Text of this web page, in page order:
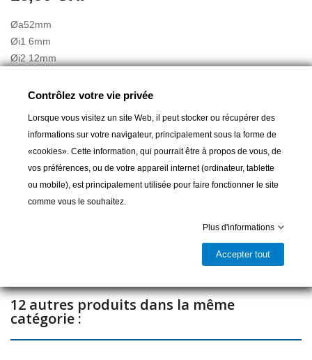
Øa52mm
Øi1 6mm
Øi2 12mm
Ajouter au panier
Livrable et disponible en magasin
12 autres produits dans la même
catégorie :
Contrôlez votre vie privée
Lorsque vous visitez un site Web, il peut stocker ou récupérer des
informations sur votre navigateur, principalement sous la forme de
«cookies». Cette information, qui pourrait être à propos de vous, de
vos préférences, ou de votre appareil internet (ordinateur, tablette
ou mobile), est principalement utilisée pour faire fonctionner le site
comme vous le souhaitez.
Plus d'informations
Accepter tout